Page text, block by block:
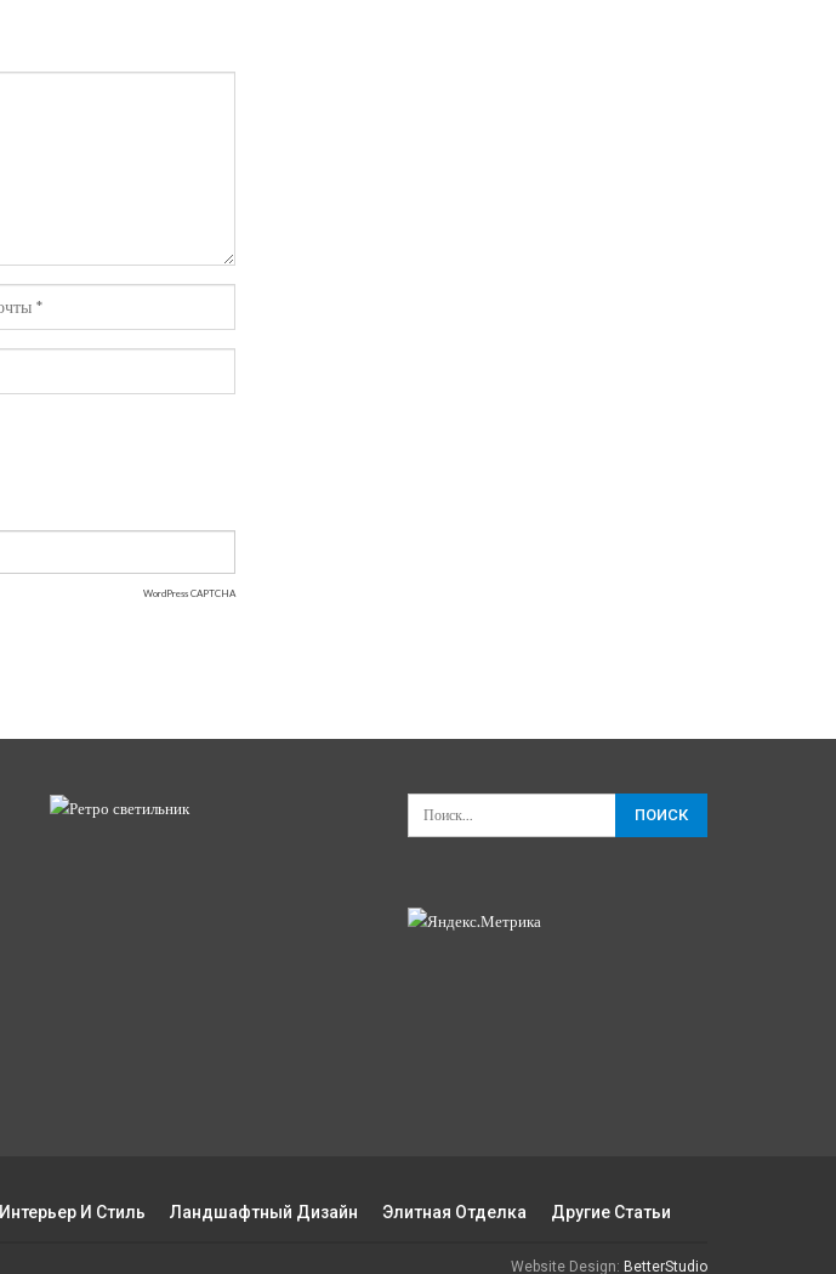
WordPress CAPTCHA
Интерьер И Стиль Ландшафтный Дизайн Элитная Отделка Другие Статьи
Website Design: BetterStudio